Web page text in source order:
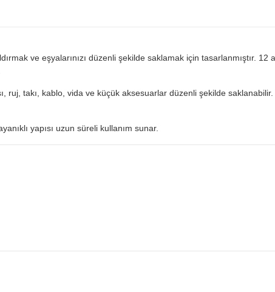
ve eşyalarınızı düzenli şekilde saklamak için tasarlanmıştır. 12
ruj, takı, kablo, vida ve küçük aksesuarlar düzenli şekilde
yapısı uzun süreli kullanım sunar.